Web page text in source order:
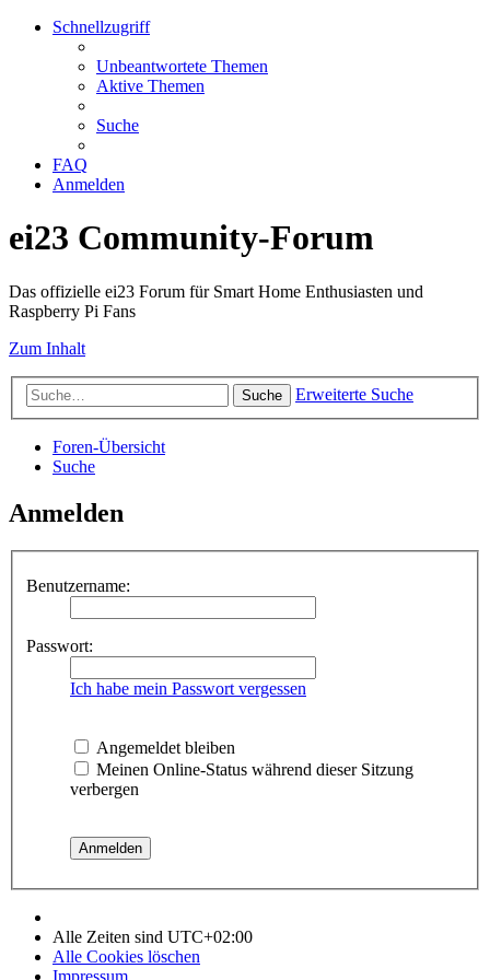
Schnellzugriff
Unbeantwortete Themen
Aktive Themen
Suche
FAQ
Anmelden
ei23 Community-Forum
Das offizielle ei23 Forum für Smart Home Enthusiasten und
Raspberry Pi Fans
Zum Inhalt
Suche Erweiterte Suche
Foren-Übersicht
Suche
Anmelden
Benutzername:
Passwort:
Ich habe mein Passwort vergessen
Angemeldet bleiben
Meinen Online-Status während dieser Sitzung
verbergen
Alle Zeiten sind UTC+02:00
Alle Cookies löschen
Impressum